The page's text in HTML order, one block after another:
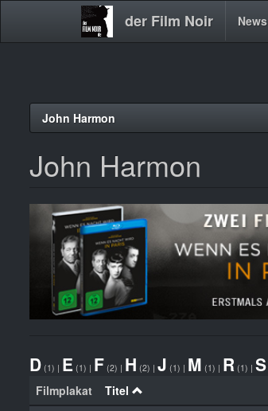
der Film Noir
Main News
John Harmon
John Harmon
D (1) | E (1) | F (2) | H (2) | J (1) | M (1) | R (1) | S
Filmplakat Titel